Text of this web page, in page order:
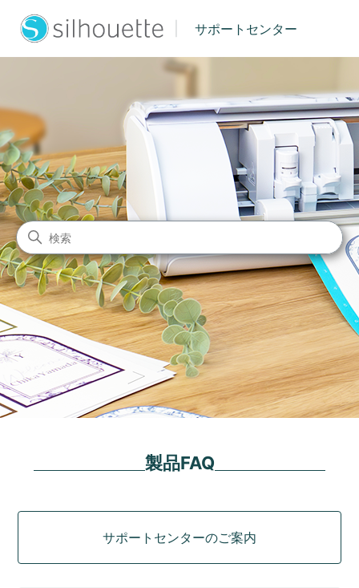
サポートセンター
シルエットジャパン サポート
検索
製品FAQ
サポートセンターのご案内